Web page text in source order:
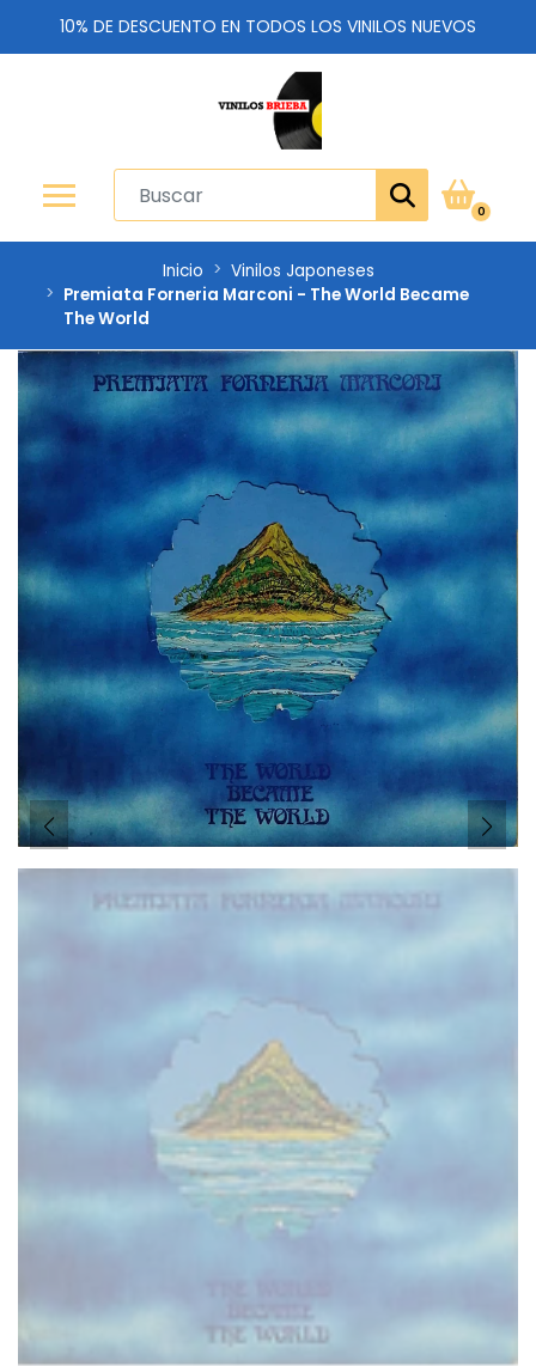
10% DE DESCUENTO EN TODOS LOS VINILOS NUEVOS
0
Inicio
Vinilos Japoneses
Premiata Forneria Marconi - The World Became
The World